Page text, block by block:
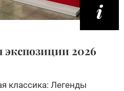
2026
классика: Легенды